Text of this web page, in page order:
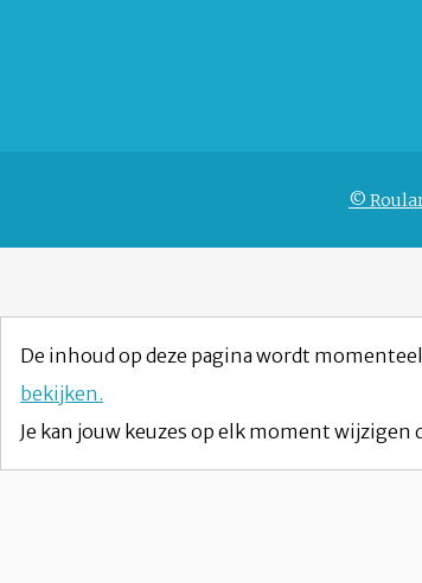
©
De inhoud op deze pagina wordt
bekijken.
Je kan jouw keuzes op elk moment